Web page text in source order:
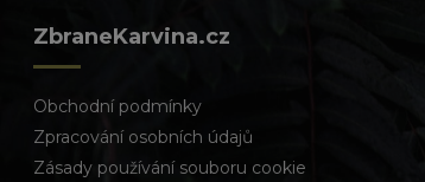
ZbraneKarvina.cz
Obchodní podmínky
Zpracování osobních údajů
Zásady používání souboru cookie